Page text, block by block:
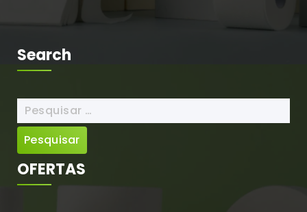
Search
Pesquisar
por:
OFERTAS